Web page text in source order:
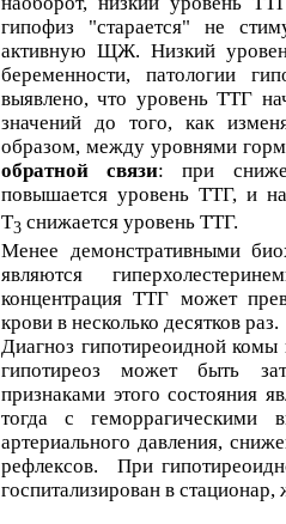
гипофиз "старается" не
активную ЩЖ. Низкий
беременности, патологии
выявлено, что уровень ТТГ
значений до того, как
образом, между уровнями
обратной связи: при
повышается уровень ТТГ, и
Т3 снижается уровень ТТГ.
Менее демонстративными
являются
концентрация ТТГ может
крови в несколько десятков раз.
Диагноз гипотиреоидной комы
гипотиреоз может быть
признаками этого состояния
тогда с геморрагическими
артериального давления,
рефлексов. При
госпитализирован в